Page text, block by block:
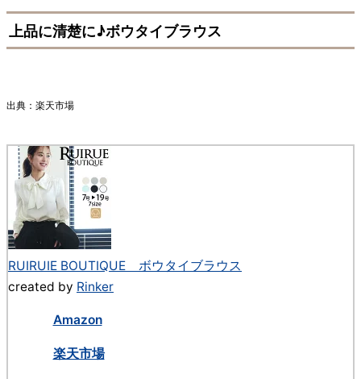
上品に清楚に♪ボウタイブラウス
出典：楽天市場
RUIRUIE BOUTIQUE ボウタイブラウス
created by Rinker
Amazon
楽天市場